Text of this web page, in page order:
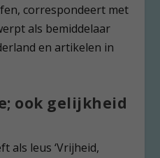
correspondeert met
als bemiddelaar
en artikelen in
ook gelijkheid
als leus ‘Vrijheid,